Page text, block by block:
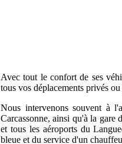
Avec tout le confort de ses
tous vos déplacements privés
Nous intervenons souvent à
Carcassonne, ainsi qu'à la gare
et tous les aéroports du
bleue et du service d'un